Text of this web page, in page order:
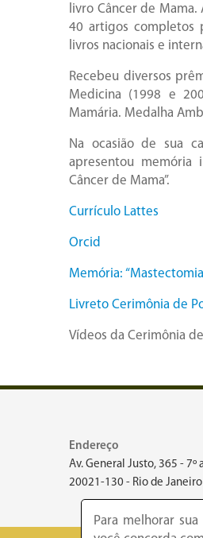
livro Câncer de
40 artigos completos
livros nacionais e
Recebeu diversos
Medicina (1998 e
Mamária. Medalha
Na ocasião de sua
apresentou memória
Câncer de Mama”.
Currículo Lattes
Orcid
Memória:
Livreto Cerimônia de
Vídeos da Cerimônia
Endereço
Av. General Justo, 365 - 7º
20021-130 - Rio de Janeiro
Para melhorar